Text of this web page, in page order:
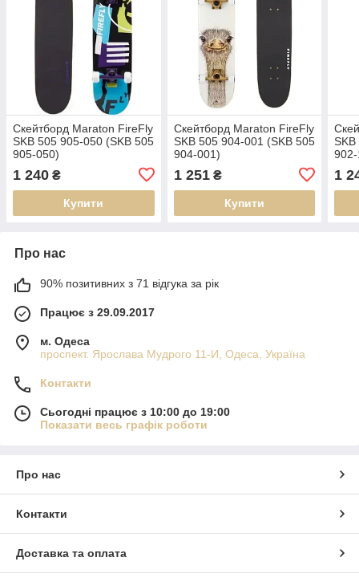
Скейтборд Maraton FireFly
SKB 505 905-050 (SKB 505
905-050)
1 240 ₴
Купити
Скейтборд Maraton FireFly
SKB 505 904-001 (SKB 505
904-001)
1 251₴
Купити
1
Про нас
90% позитивних з 71 відгука за рік
Працює з 29.09.2017
м. Одеса
проспект. Ярослава Мудрого 11-И, Одеса, Україна
Контакти
Сьогодні працює з 10:00 до 19:00
Показати весь графік роботи
Про нас
Контакти
Доставка та оплата